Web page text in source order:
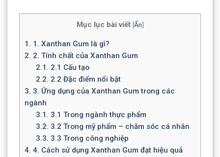
Mục lục bài viết [Ẩn]
1. 1. Xanthan Gum là gì?
2. 2. Tính chất của Xanthan Gum
2.1. 2.1 Cấu tạo
2.2. 2.2 Đặc điểm nổi bật
3. 3. Ứng dụng của Xanthan Gum trong các
ngành
3.1. 3.1 Trong ngành thực phẩm
3.2. 3.2 Trong mỹ phẩm – chăm sóc cá nhân
3.3. 3.3 Trong công nghiệp
4. 4. Cách sử dụng Xanthan Gum đạt hiệu quả